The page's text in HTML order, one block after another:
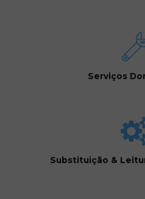
Serviços
Substituição &